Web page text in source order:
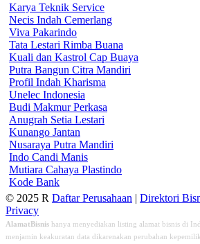
Karya Teknik Service
Necis Indah Cemerlang
Viva Pakarindo
Tata Lestari Rimba Buana
Kuali dan Kastrol Cap Buaya
Putra Bangun Citra Mandiri
Profil Indah Kharisma
Unelec Indonesia
Budi Makmur Perkasa
Anugrah Setia Lestari
Kunango Jantan
Nusaraya Putra Mandiri
Indo Candi Manis
Mutiara Cahaya Plastindo
Kode Bank
© 2025 R Daftar Perusahaan | Direktori
Privacy
AlamatBisnis hanya menyediakan listing alamat bisnis di
menjamin keakuratan data dikarenakan perubahan